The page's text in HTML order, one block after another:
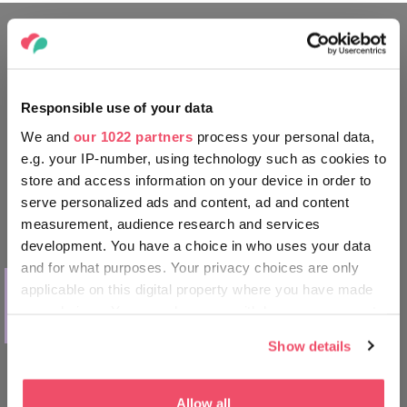
Responsible use of your data
We and our 1022 partners process your personal data,
e.g. your IP-number, using technology such as cookies to
store and access information on your device in order to
serve personalized ads and content, ad and content
measurement, audience research and services
development. You have a choice in who uses your data
and for what purposes. Your privacy choices are only
applicable on this digital property where you have made
If you allow, we would also like to:
Show details
Allow all
CO PODNIKNOUT